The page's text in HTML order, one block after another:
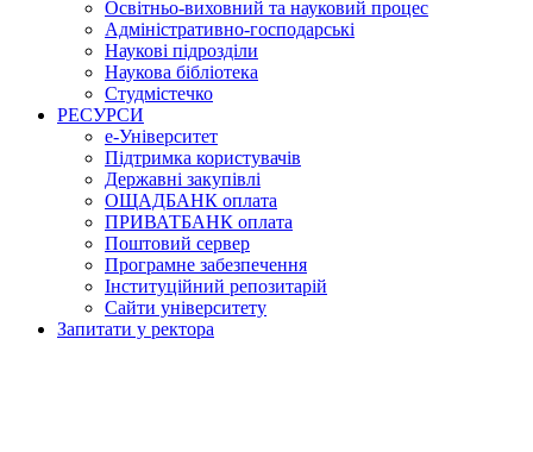
Освітньо-виховний та науковий процес
Адміністративно-господарські
Наукові підрозділи
Наукова бібліотека
Студмістечко
РЕСУРСИ
е-Університет
Підтримка користувачів
Державні закупівлі
ОЩАДБАНК оплата
ПРИВАТБАНК оплата
Поштовий сервер
Програмне забезпечення
Інституційний репозитарій
Сайти університету
Запитати у ректора